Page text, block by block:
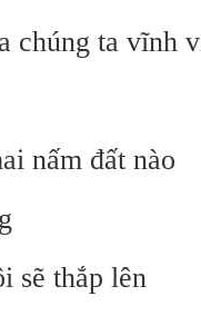
chúng ta vĩnh
nấm đất nào
sẽ thắp lên